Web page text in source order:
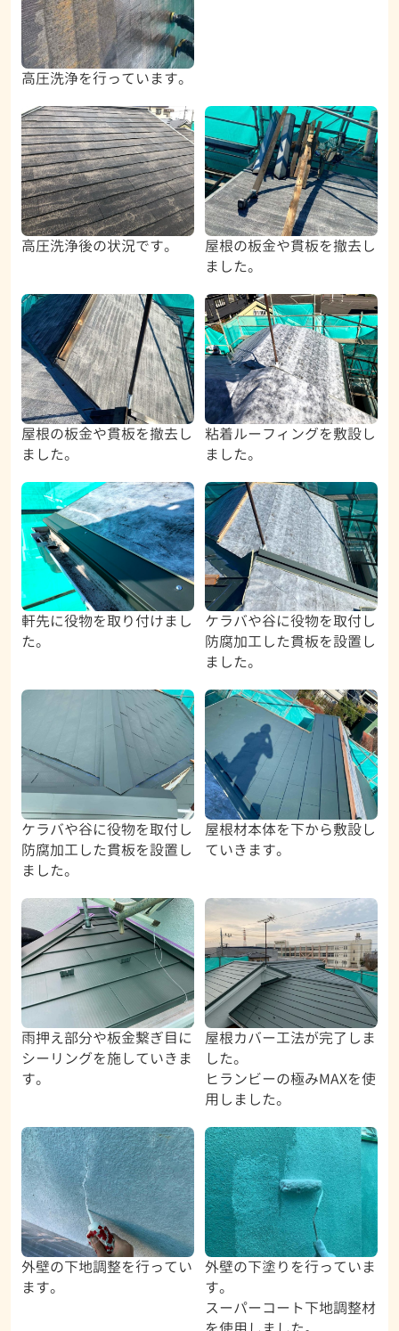
高圧洗浄を行っています。
高圧洗浄後の状況です。
屋根の板金や貫板を撤去し
ました。
屋根の板金や貫板を撤去し
ました。
粘着ルーフィングを敷設し
ました。
軒先に役物を取り付けまし
た。
ケラバや谷に役物を取付し
防腐加工した貫板を設置し
ました。
ケラバや谷に役物を取付し
防腐加工した貫板を設置し
ました。
屋根材本体を下から敷設し
ていきます。
雨押え部分や板金繋ぎ目に
シーリングを施していきま
す。
屋根カバー工法が完了しま
した。
ヒランビーの極みMAXを使
用しました。
外壁の下地調整を行ってい
ます。
外壁の下塗りを行っていま
す。
スーパーコート下地調整材